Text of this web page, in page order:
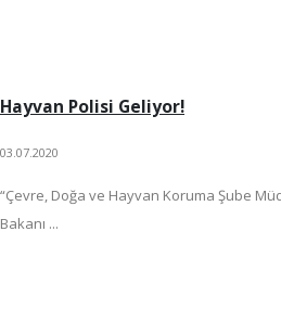
Hayvan Polisi Geliyor!
03.07.2020
“Çevre, Doğa ve Hayvan Koruma Şube
Bakanı ...